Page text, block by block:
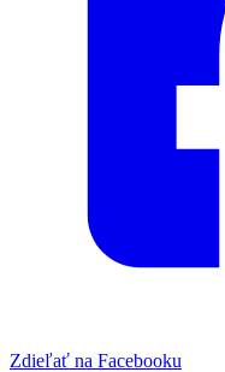
Zdieľať na Facebooku